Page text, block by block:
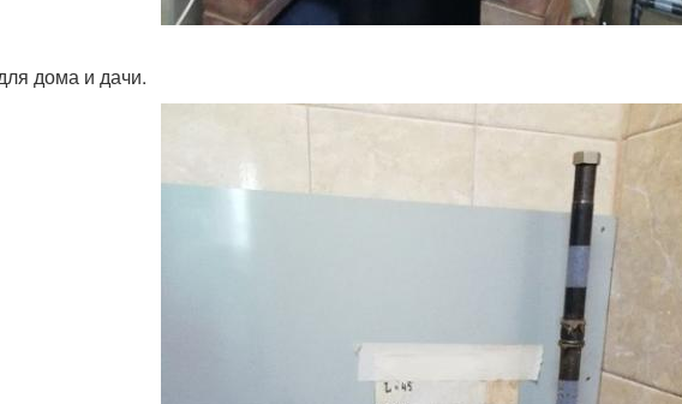
дома и дачи.